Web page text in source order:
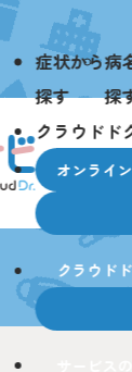
症状から
探す
病
探
クラウドド
オンライ
クラウド